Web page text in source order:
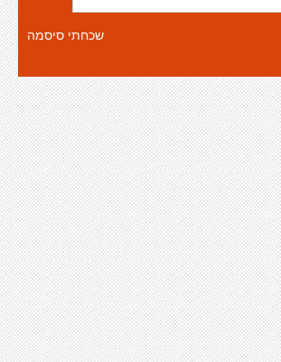
שכחתי סיסמה